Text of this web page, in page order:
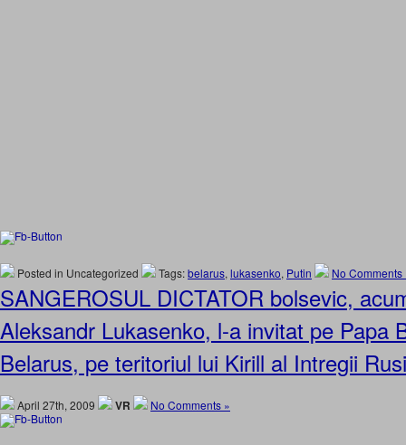
Posted in Uncategorized Tags:belarus, lukasenko, Putin No Comments
SANGEROSUL DICTATOR bolsevic,
Aleksandr Lukasenko, l-a invitat pe Papa
Belarus, pe teritoriul lui Kirill al Intregii
April 27th, 2009 VR No Comments »